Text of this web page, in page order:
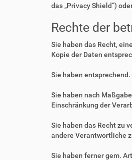
das „Privacy Shield“)
Rechte der
Sie haben das Recht,
Kopie der Daten
Sie haben
Sie haben nach
Einschränkung der
Sie haben das Recht zu
andere Verantwortliche
Sie haben ferner gem.